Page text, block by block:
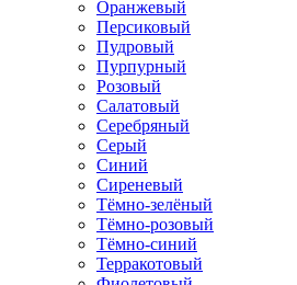
Оранжевый
Персиковый
Пудровый
Пурпурный
Розовый
Салатовый
Серебряный
Серый
Синий
Сиреневый
Тёмно-зелёный
Тёмно-розовый
Тёмно-синий
Терракотовый